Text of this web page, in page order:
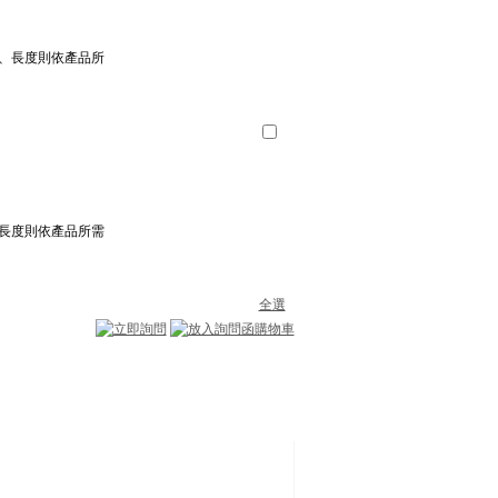
長度則依產品所
度則依產品所需
全選